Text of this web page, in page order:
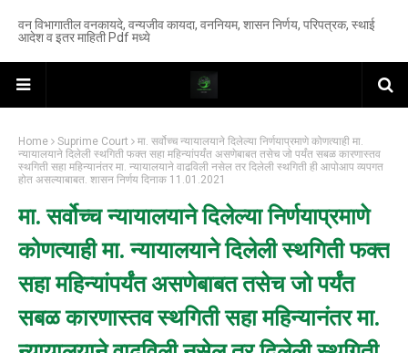
वन विभागातील वनकायदे, वन्यजीव कायदा, वननियम, शासन निर्णय, परिपत्रक, स्थाई
आदेश व इतर माहिती Pdf मध्ये
Home Suprime Court
मा. सर्वोच्च न्यायालयाने दिलेल्या निर्णयाप्रमाणे कोणत्याही मा.
न्यायालयाने दिलेली स्थगिती फक्त सहा महिन्यांपर्यंत असणेबाबत तसेच जो पर्यंत सबळ कारणास्तव
स्थगिती सहा महिन्यानंतर मा. न्यायालयाने वाढविली नसेल तर दिलेली स्थगिती ही आपोआप व्यपगत
होत असल्याबाबत. शासन निर्णय दिनाक 11.01.2021
मा. सर्वोच्च न्यायालयाने दिलेल्या निर्णयाप्रमाणे
कोणत्याही मा. न्यायालयाने दिलेली स्थगिती फक्त
सहा महिन्यांपर्यंत असणेबाबत तसेच जो पर्यंत
सबळ कारणास्तव स्थगिती सहा महिन्यानंतर मा.